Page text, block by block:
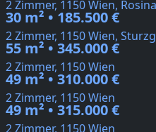
2 Zimmer, 1150 Wien,
30 m² • 185.500 €
2 Zimmer, 1150 Wien,
55 m² • 345.000 €
2 Zimmer, 1150 Wien
49 m² • 310.000 €
2 Zimmer, 1150 Wien
49 m² • 315.000 €
2 Zimmer, 1150 Wien